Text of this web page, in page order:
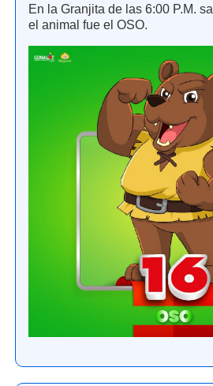
En la Granjita de las 6:00 P.M.
el animal fue el OSO.